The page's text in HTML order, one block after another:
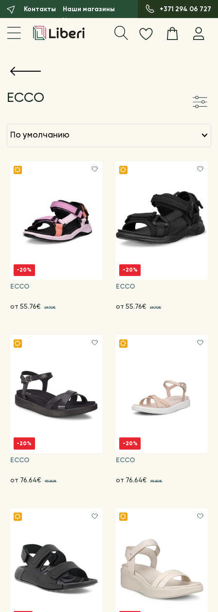
Контакты Наши магазины +371 294 06 727
ECCO
по умолчанию
-20%
ECCO
от 55.76€ 69.70€
-20%
ECCO
от 55.76€ 69.70€
-20%
ECCO
от 76.64€ 95.80€
-20%
ECCO
от 76.64€ 95.80€